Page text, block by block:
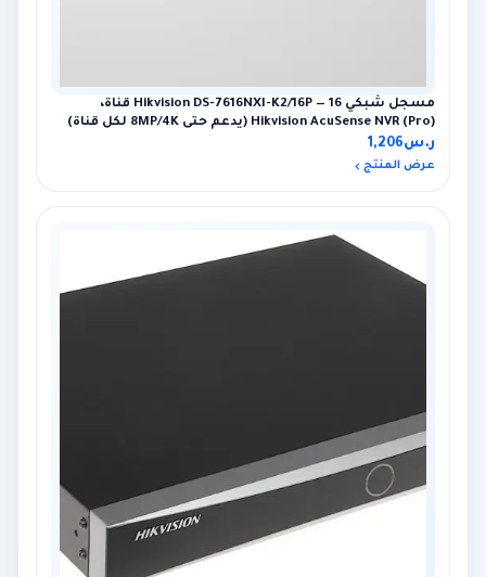
مسجل شبكي Hikvision DS-7616NXI-K2/16P — 16 قناة،
Hikvision AcuSense NVR (Pro) (يدعم حتى 8MP/4K لكل قناة)
ر.س1,206
عرض المنتج